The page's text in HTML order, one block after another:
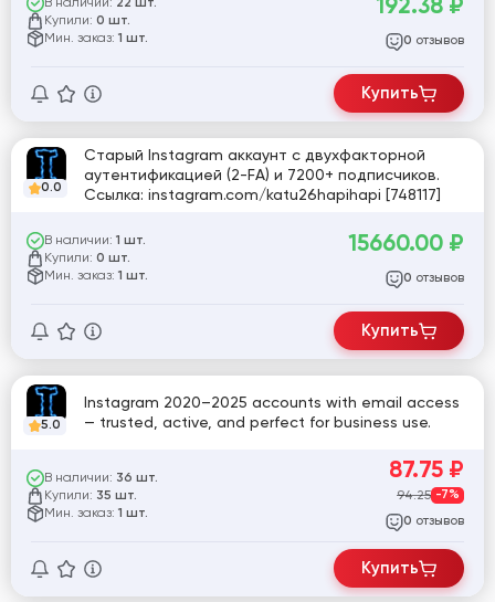
22 шт.
Купили: 0 шт.
Мин. заказ: 1 шт.
192.38 ₽
0 отзывов
Купить
0.0
Старый Instagram аккаунт с двухфакторной
аутентификацией (2-FA) и 7200+ подписчиков.
Ссылка: instagram.com/katu26hapihapi [748117]
В наличии: 1 шт.
Купили: 0 шт.
Мин. заказ: 1 шт.
15660.00 ₽
0 отзывов
Купить
5.0
Instagram 2020–2025 accounts with email access
— trusted, active, and perfect for business use.
В наличии: 36 шт.
Купили: 35 шт.
Мин. заказ: 1 шт.
87.75 ₽
94.25 -7%
0 отзывов
Купить